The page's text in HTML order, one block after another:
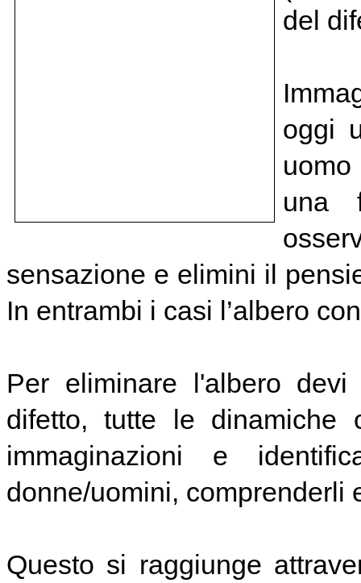
del
oggi
una
sensazione e elimini il
In entrambi i casi l’albero
Per eliminare l'albero
difetto, tutte le dinamiche
immaginazioni e
donne/uomini, comprenderli
Questo si raggiunge